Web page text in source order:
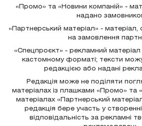
«Промо» та «Новини компаній» -
надано
«Партнерський матеріал» - матеріал,
на замовлення
«Спецпроєкт» - рекламний
кастомному форматі; тексти
редакцією або надані
Редакція може не поділяти
матеріалах із плашками «Промо» та
матеріалах «Партнерський
редакція бере участь у
відповідальність за рекламні